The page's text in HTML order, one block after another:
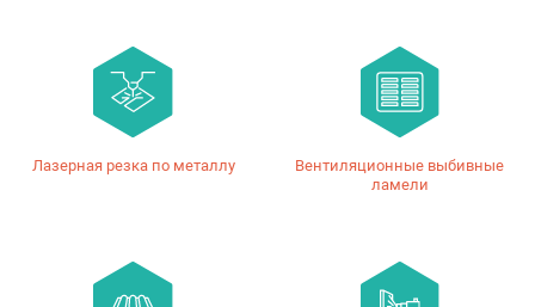
Лазерная резка по металлу
Вентиляционные выбивные
ламели